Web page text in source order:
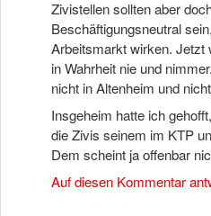
Zivistellen sollten aber
Beschäftigungsneutral
Arbeitsmarkt wirken.
in Wahrheit nie und
nicht in Altenheim und
Insgeheim hatte ich
die Zivis seinem im KTP
Dem scheint ja offenbar
Auf diesen Kommentar